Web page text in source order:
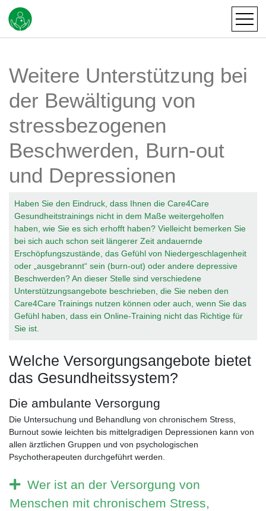
Weitere Unterstützung bei
der Bewältigung von
stressbezogenen
Beschwerden, Burn-out
und Depressionen
Haben Sie den Eindruck, dass Ihnen die Care4Care
Gesundheitstrainings nicht in dem Maße weitergeholfen
haben, wie Sie es sich erhofft haben? Vielleicht bemerken Sie
bei sich auch schon seit längerer Zeit andauernde
Erschöpfungszustände, das Gefühl von Niedergeschlagenheit
oder „ausgebrannt“ sein (burn-out) oder andere depressive
Beschwerden? An dieser Stelle sind verschiedene
Unterstützungsangebote beschrieben, die Sie neben den
Care4Care Trainings nutzen können oder auch, wenn Sie das
Gefühl haben, dass ein Online-Training nicht das Richtige für
Sie ist.
Welche Versorgungsangebote bietet
das Gesundheitssystem?
Die ambulante Versorgung
Die Untersuchung und Behandlung von chronischem Stress,
Burnout sowie leichten bis mittelgradigen Depressionen kann von
allen ärztlichen Gruppen und von psychologischen
Psychotherapeuten durchgeführt werden.
Wer ist an der Versorgung von
Menschen mit chronischem Stress,